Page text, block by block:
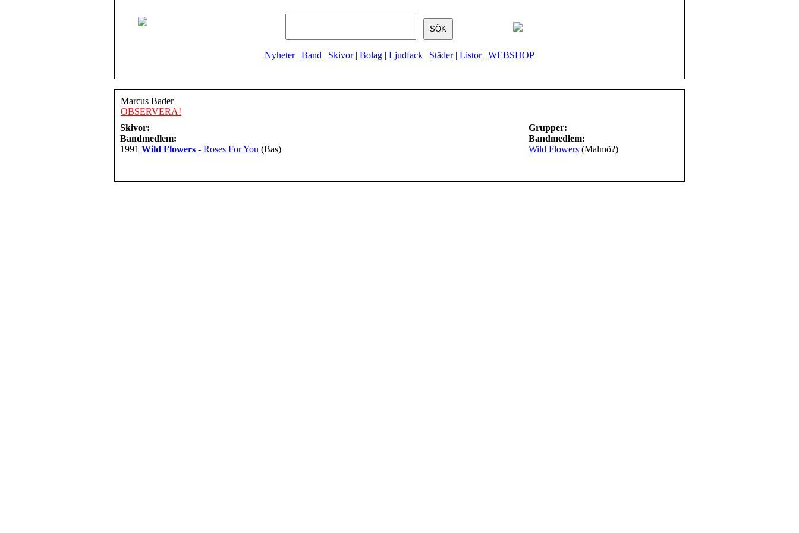
Nyheter| Band | Skivor| Bolag | Ljudfack | Städer| Listor| WEBSHOP
Marcus Bader
OBSERVERA!
Skivor:
Bandmedlem:
1991 Wild Flowers - Roses For You (Bas)
Grupper:
Bandmedlem:
Wild Flowers (Malmö?)